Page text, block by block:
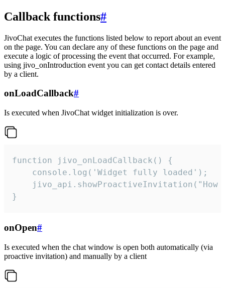
Callback functions#
JivoChat executes the functions listed below to report about an event
on the page. You can declare any of these functions on the page and
execute a logic of processing the event that occurred. For example,
using jivo_onIntroduction event you can get contact details entered
by a client.
onLoadCallback#
Is executed when JivoChat widget initialization is over.
function jivo_onLoadCallback() {
    console.log('Widget fully loaded');
jivo_api.showProactiveInvitation("How
}
onOpen#
Is executed when the chat window is open both automatically (via
proactive invitation) and manually by a client